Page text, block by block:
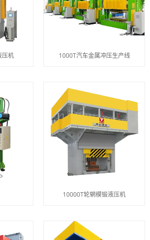
压机 1000T汽车金属冲压生产线
10000T轮辋模锻液压机